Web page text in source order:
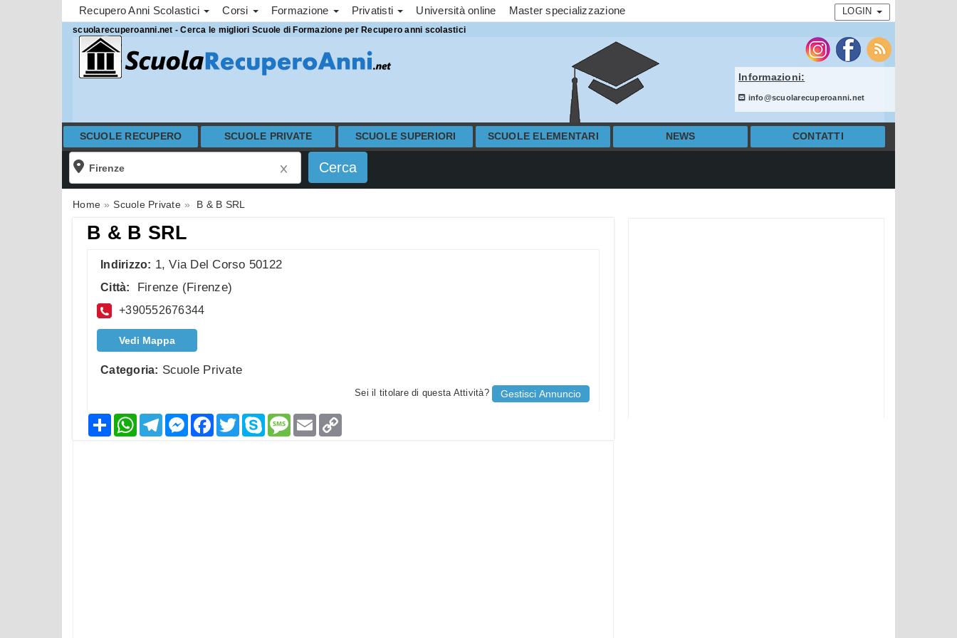
Recupero Anni Scolastici Corsi Formazione Privatisti Università online Master specializzazione LOGIN
scuolarecuperoanni.net - Cerca le migliori Scuole di Formazione per Recupero anni scolastici
Informazioni:
info@scuolarecuperoanni.net
SCUOLE RECUPERO SCUOLE PRIVATE SCUOLE SUPERIORI SCUOLE ELEMENTARI NEWS CONTATTI
Home Scuole Private B & B SRL
B & B SRL
Indirizzo: 1, Via Del Corso 50122
Città: Firenze (Firenze)
+390552676344
Vedi Mappa
Categoria: Scuole Private
Sei il titolare di questa Attività? Gestisci Annuncio
CondividiWhatsAppTelegramMessenger
Facebook
TwitterSkypeMessage
Email